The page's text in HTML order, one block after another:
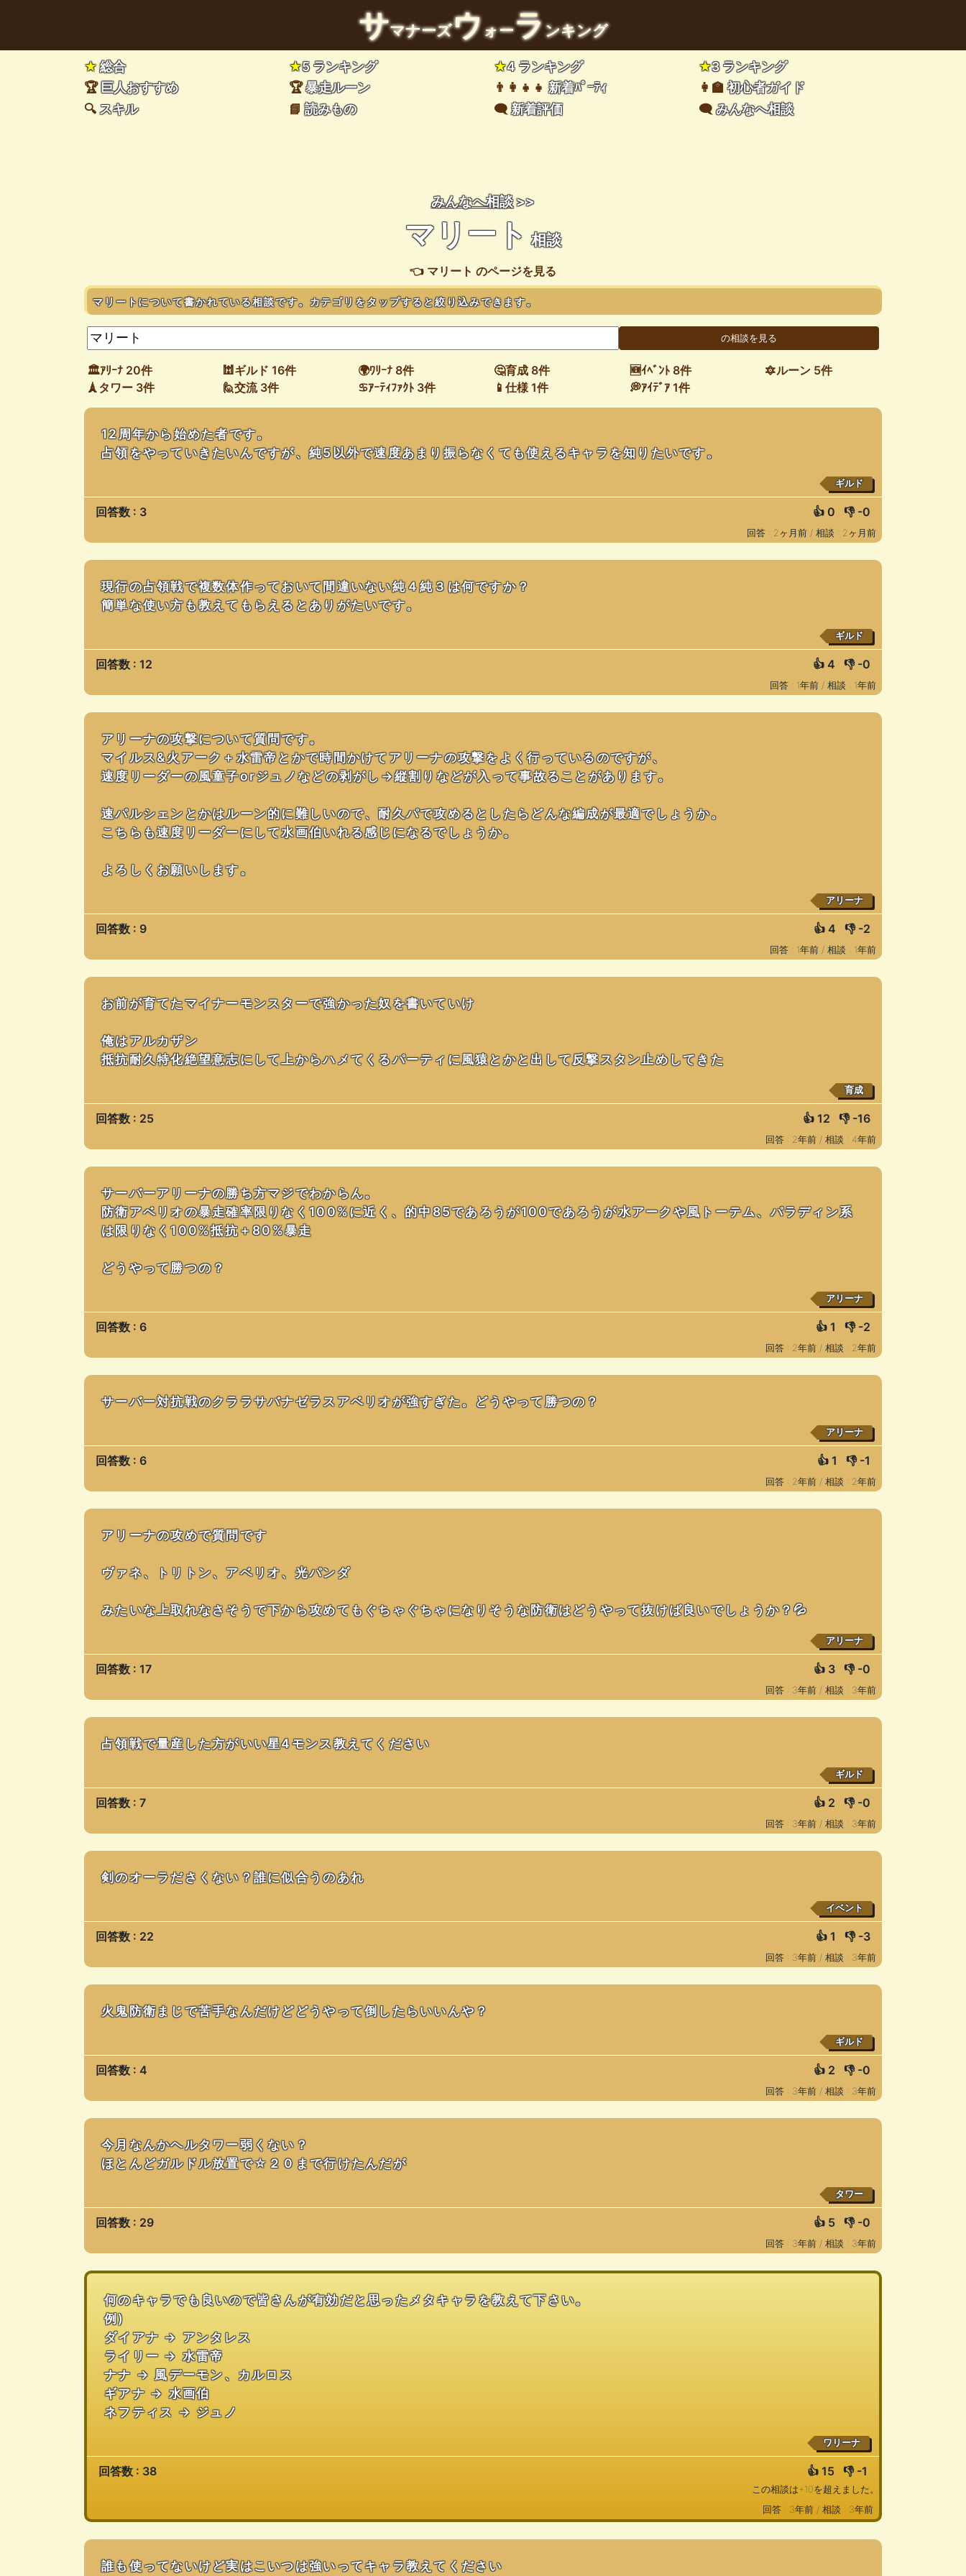
サマナーズウォーランキング
★総合 ★5 ランキング ★4 ランキング ★3 ランキング
🏆 巨人おすすめ 🏆暴走ルーン 👨‍👩‍👧‍👧新着ﾊﾟｰﾃｨ 👩‍🏫初心者ガイド
🔍スキル 📘読みもの 🗨️新着評価 🗨️みんなへ相談
みんなへ相談>>
マリート 相談
👈 マリート のページを見る
マリートについて書かれている相談です。カテゴリをタップすると絞り込みできます。
🏛ｱﾘｰﾅ 20件 🕍ギルド 16件 🌍ﾜﾘｰﾅ 8件 🤔育成 8件 🆕ｲﾍﾞﾝﾄ 8件
🔯ルーン 5件
🗼タワー 3件
🙋交流 3件 ♋ｱｰﾃｨﾌｧｸﾄ 3件 📱仕様 1件 💭ｱｲﾃﾞｱ 1件
12周年から始めた者です。
占領をやっていきたいんですが、純5以外で速度あまり振らなくても使えるキャラを知りたいです。
ギルド
回答数 : 3 👍 0 👎 -0
回答 : 2ヶ月前 / 相談 : 2ヶ月前
現行の占領戦で複数体作っておいて間違いない純４純３は何ですか？
簡単な使い方も教えてもらえるとありがたいです。
ギルド
回答数 : 12 👍 4 👎 -0
回答 : 1年前 / 相談 : 1年前
アリーナの攻撃について質問です。
マイルス&火アーク＋水雷帝とかで時間かけてアリーナの攻撃をよく行っているのですが、
速度リーダーの風童子orジュノなどの剥がし→縦割りなどが入って事故ることがあります。
速パルシェンとかはルーン的に難しいので、耐久パで攻めるとしたらどんな編成が最適でしょうか。
こちらも速度リーダーにして水画伯いれる感じになるでしょうか。
よろしくお願いします。
アリーナ
回答数 : 9 👍 4 👎 -2
回答 : 1年前 / 相談 : 1年前
お前が育てたマイナーモンスターで強かった奴を書いていけ
俺はアルカザン
抵抗耐久特化絶望意志にして上からハメてくるパーティに風猿とかと出して反撃スタン止めしてきた
育成
回答数 : 25 👍 12 👎 -16
回答 : 2年前 / 相談 : 4年前
サーバーアリーナの勝ち方マジでわからん。
防衛アベリオの暴走確率限りなく100%に近く、的中85であろうが100であろうが水アークや風トーテム、パラディン系
は限りなく100%抵抗＋80%暴走
どうやって勝つの？
アリーナ
回答数 : 6 👍 1 👎 -2
回答 : 2年前 / 相談 : 2年前
サーバー対抗戦のクララサバナゼラスアベリオが強すぎた。どうやって勝つの？
アリーナ
回答数 : 6 👍 1 👎 -1
回答 : 2年前 / 相談 : 2年前
アリーナの攻めで質問です
ヴァネ、トリトン、アベリオ、光パンダ
みたいな上取れなさそうで下から攻めてもぐちゃぐちゃになりそうな防衛はどうやって抜けば良いでしょうか？💦
アリーナ
回答数 : 17 👍 3 👎 -0
回答 : 3年前 / 相談 : 3年前
占領戦で量産した方がいい星4モンス教えてください
ギルド
回答数 : 7 👍 2 👎 -0
回答 : 3年前 / 相談 : 3年前
剣のオーラださくない？誰に似合うのあれ
イベント
回答数 : 22 👍 1 👎 -3
回答 : 3年前 / 相談 : 3年前
火鬼防衛まじで苦手なんだけどどうやって倒したらいいんや？
ギルド
回答数 : 4 👍 2 👎 -0
回答 : 3年前 / 相談 : 3年前
今月なんかヘルタワー弱くない？
ほとんどガルドル放置で☆２０まで行けたんだが
タワー
回答数 : 29 👍 5 👎 -0
回答 : 3年前 / 相談 : 3年前
何のキャラでも良いので皆さんが有効だと思ったメタキャラを教えて下さい。
例)
ダイアナ → アンタレス
ライリー → 水雷帝
ナナ → 風デーモン、カルロス
ギアナ → 水画伯
ネフティス → ジュノ
ワリーナ
回答数 : 38 👍 15 👎 -1
この相談は+10を超えました。
回答 : 3年前 / 相談 : 3年前
誰も使ってないけど実はこいつは強いってキャラ教えてください